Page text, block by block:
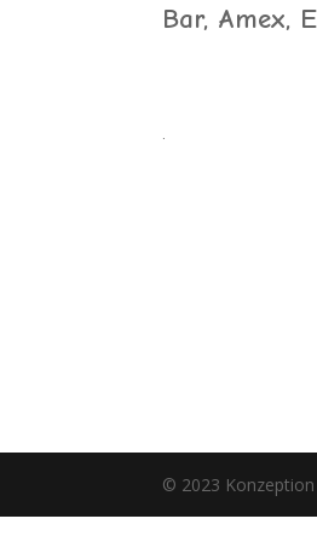
Bar, Amex,
.
© 2023 Konzeption